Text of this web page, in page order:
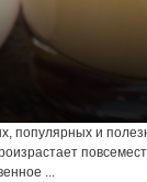
популярных и
...